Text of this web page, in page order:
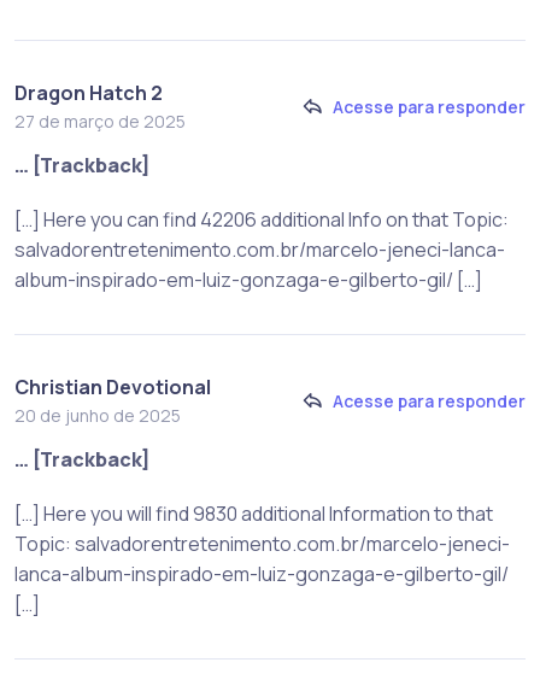
Dragon Hatch 2
27 de março de 2025
Acesse para responder
… [Trackback]
[…] Here you can find 42206 additional Info on that Topic:
salvadorentretenimento.com.br/marcelo-jeneci-lanca-
album-inspirado-em-luiz-gonzaga-e-gilberto-gil/ […]
Christian Devotional
20 de junho de 2025
Acesse para responder
… [Trackback]
[…] Here you will find 9830 additional Information to that
Topic: salvadorentretenimento.com.br/marcelo-jeneci-
lanca-album-inspirado-em-luiz-gonzaga-e-gilberto-gil/
[…]